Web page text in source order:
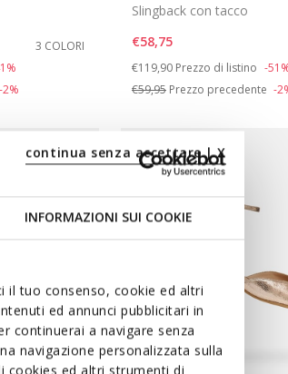
INFORMAZIONI SUI COOKIE
il tuo consenso, cookie ed altri
ed annunci pubblicitari in
continuerai a navigare senza
navigazione personalizzata sulla
cookies ed altri strumenti di
continua senza accettare | X
3 COLORI
-2%
Slingback con tacco
€58,75
Price reduced from
€119,90 to
Prezzo di listino -
€59,95Prezzo precedente -